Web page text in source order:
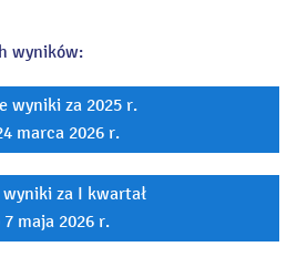
wyników:
wyniki za 2025 r.
marca 2026 r.
wyniki za I kwartał
maja 2026 r.